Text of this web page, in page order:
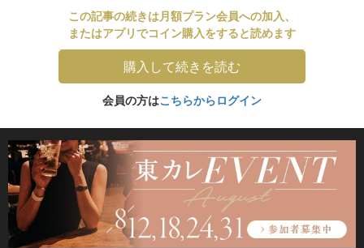
この記事の続きは月額プラン会員への加入、
またはアプリでコイン購入をすると読めます
購入して続きを読む
会員の方はこちらからログイン